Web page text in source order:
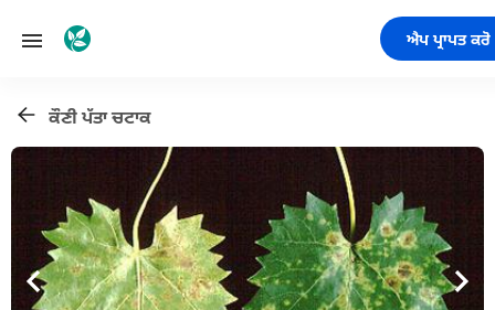
ਐਪ ਪ੍ਰਾਪਤ ਕਰੋ
ਕੌਣੀ ਪੱਤਾ ਚਟਾਕ